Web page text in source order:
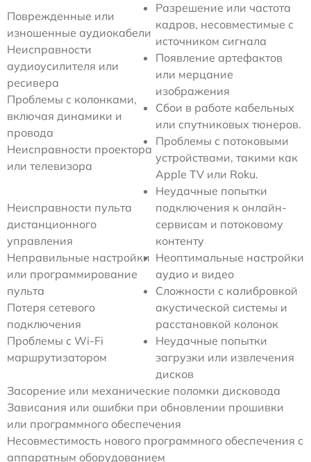
Поврежденные или
изношенные аудиокабели
Неисправности
аудиоусилителя или
ресивера
Проблемы с колонками,
включая динамики и
провода
Неисправности проектора
или телевизора
Разрешение или частота
кадров, несовместимые с
источником сигнала
Появление артефактов
или мерцание
изображения
Сбои в работе кабельных
или спутниковых тюнеров.
Проблемы с потоковыми
устройствами, такими как
Apple TV или Roku.
Неисправности пульта
дистанционного
управления
Неправильные настройки
или программирование
пульта
Потеря сетевого
подключения
Проблемы с Wi-Fi
маршрутизатором
Неудачные попытки
подключения к онлайн-
сервисам и потоковому
контенту
Неоптимальные настройки
аудио и видео
Сложности с калибровкой
акустической системы и
расстановкой колонок
Неудачные попытки
загрузки или извлечения
дисков
Засорение или механические поломки дисковода
Зависания или ошибки при обновлении прошивки
или программного обеспечения
Несовместимость нового программного обеспечения с
аппаратным оборудованием